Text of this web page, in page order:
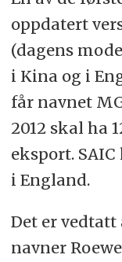
oppdatert
(dagens
i Kina og i
får navnet
2012 skal ha
eksport.
i England.
Det er
navner